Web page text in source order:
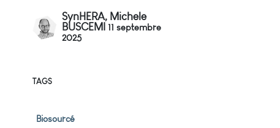
SynHERA, Michele
BUSCEMI 11 septembre
2025
TAGS
Biosourcé